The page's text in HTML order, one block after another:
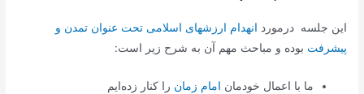
این جلسه درمورد انهدام ارزش‏هاى اسلامى تحت عنوان تمدن و
پیشرفت بوده و مباحث مهم آن به شرح زیر است:
ما با اعمال خودمان امام زمان را کنار زده‌ایم